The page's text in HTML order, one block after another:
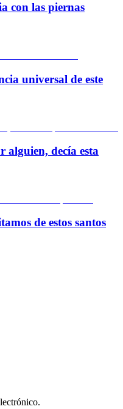
con las piernas
universal de este
alguien, decía esta
de estos santos